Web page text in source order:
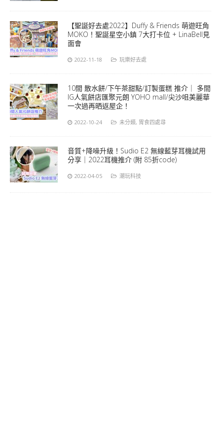
【聖誕好去處2022】Duffy & Friends 萌遊旺角
MOKO！聖誕星空小鎮 7大打卡位 + LinaBell見
面會
2022-11-18 玩樂好去處
10間 散水餅/下午茶甜點/訂製蛋糕 推介｜ 多間
IG人氣餅店匯聚元朗 YOHO mall/尖沙咀美麗華
一次過再晒返屋企！
2022-10-24 未分類, 胃食四處尋
音質+降噪升級！Sudio E2 無線藍芽耳機試用
分享｜2022耳機推介 (附 85折code)
2022-04-05 潮玩科技